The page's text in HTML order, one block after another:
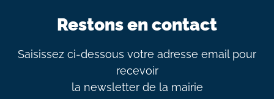
Restons en contact
Saisissez ci-dessous votre adresse email pour
recevoir
la newsletter de la mairie